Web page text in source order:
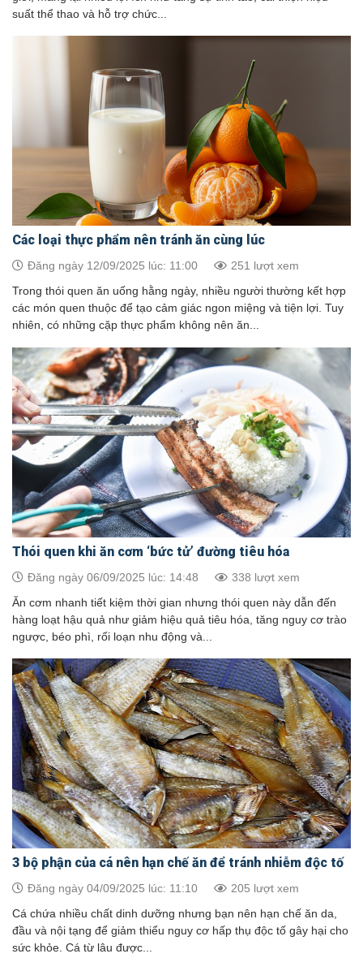
suất thể thao và hỗ trợ chức...
Các loại thực phẩm nên tránh ăn cùng lúc
Đăng ngày 12/09/2025 lúc: 11:00 251 lượt xem
Trong thói quen ăn uống hằng ngày, nhiều người thường kết hợp
các món quen thuộc để tạo cảm giác ngon miệng và tiện lợi. Tuy
nhiên, có những cặp thực phẩm không nên ăn...
Thói quen khi ăn cơm ‘bức tử’ đường tiêu hóa
Đăng ngày 06/09/2025 lúc: 14:48 338 lượt xem
Ăn cơm nhanh tiết kiệm thời gian nhưng thói quen này dẫn đến
hàng loạt hậu quả như giảm hiệu quả tiêu hóa, tăng nguy cơ trào
ngược, béo phì, rối loạn nhu động và...
3 bộ phận của cá nên hạn chế ăn để tránh nhiễm độc tố
Đăng ngày 04/09/2025 lúc: 11:10 205 lượt xem
Cá chứa nhiều chất dinh dưỡng nhưng bạn nên hạn chế ăn da,
đầu và nội tạng để giảm thiểu nguy cơ hấp thụ độc tố gây hại cho
sức khỏe. Cá từ lâu được...